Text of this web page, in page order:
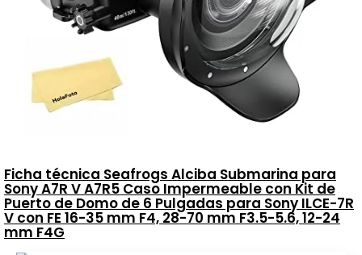
Ficha técnica Seafrogs Alciba Submarina para
Sony A7R V A7R5 Caso Impermeable con Kit de
Puerto de Domo de 6 Pulgadas para Sony ILCE-7R
V con FE 16-35 mm F4, 28-70 mm F3.5-5.6, 12-24
mm F4G